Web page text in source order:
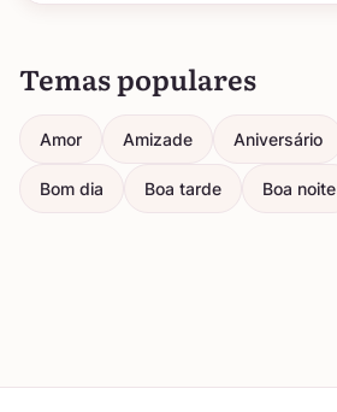
Temas populares
Amor Amizade Aniversário
Bom dia Boa tarde Boa noite